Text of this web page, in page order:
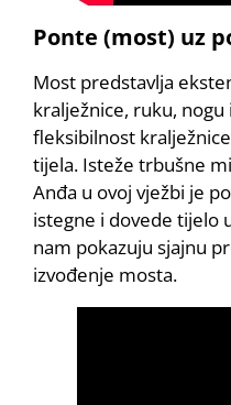
Ponte (most) uz
Most predstavlja
kralježnice, ruku, nogu
fleksibilnost
tijela. Isteže trbušne
Anđa u ovoj vježbi je
istegne i dovede tijelo
nam pokazuju sjajnu
izvođenje mosta.